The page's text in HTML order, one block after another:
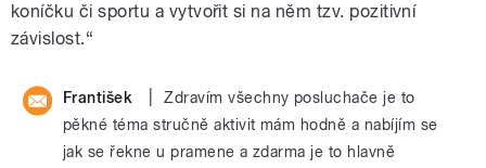
koníčku či sportu a vytvořit si na něm tzv. pozitivní
závislost.“
František
Zdravím všechny posluchače je to
pěkné téma stručně aktivit mám hodně a nabíjím se
jak se řekne u pramene a zdarma je to hlavně